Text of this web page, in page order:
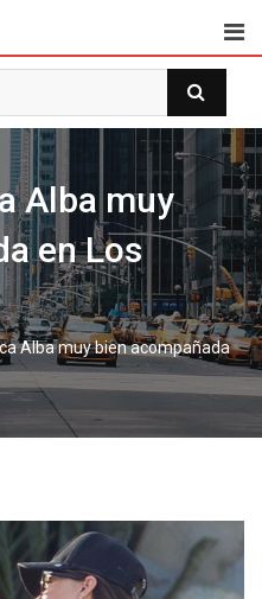
Alba muy
en Los
Alba muy bien acompañada